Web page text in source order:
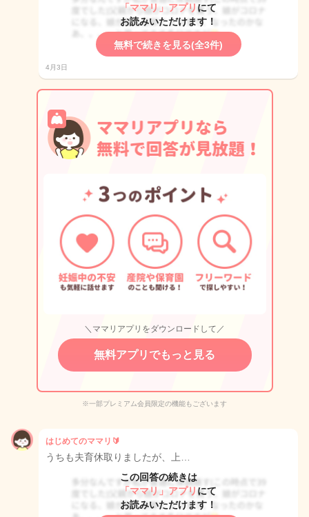
「ママリ」アプリ にて
お読みいただけます！
無料で続きを見る(全3件)
4月3日
＼ママリアプリをダウンロードして／
無料アプリでもっと見る
※一部プレミアム会員限定の機能もございます
はじめてのママリ🔰
うちも夫育休取りましたが、上…
この回答の続きは
「ママリ」アプリ にて
お読みいただけます！